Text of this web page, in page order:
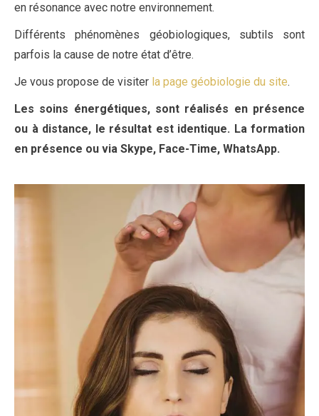
en résonance avec notre environnement.
Différents phénomènes géobiologiques, subtils sont
parfois la cause de notre état d’être.
Je vous propose de visiter la page géobiologie du site.
Les soins énergétiques, sont réalisés en présence
ou à distance, le résultat est identique. La formation
en présence ou via Skype, Face-Time, WhatsApp.